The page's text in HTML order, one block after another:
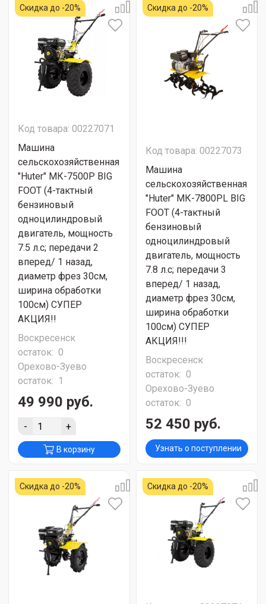
Скидка до -20%
Код товара: 00227071
Машина
сельскохозяйственная
"Huter" МК-7500P BIG
FOOT (4-тактный
бензиновый
одноцилиндровый
двигатель, мощность
7.5 л.с; передачи 2
вперед/ 1 назад,
диаметр фрез 30см,
ширина обработки
100см) СУПЕР
АКЦИЯ!!
Воскресенск
остаток: 0
Орехово-Зуево
остаток: 1
49 990 руб.
- +
В корзину
Скидка до -20%
Код товара: 00227073
Машина
сельскохозяйственная
"Huter" МК-7800PL BIG
FOOT (4-тактный
бензиновый
одноцилиндровый
двигатель, мощность
7.8 л.с; передачи 3
вперед/ 1 назад,
диаметр фрез 30см,
ширина обработки
100см) СУПЕР
АКЦИЯ!!!
Воскресенск
остаток: 0
Орехово-Зуево
остаток: 0
52 450 руб.
Узнать о поступлении
Скидка до -20% Скидка до -20%